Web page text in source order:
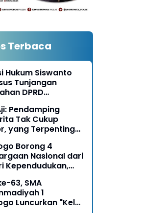
Terbaca
Hukum Siswanto
Tunjangan
DPRD
Benderang
Pendamping
Tak Cukup
yang Terpenting
Ponorogo
Borong 4
Nasional dari
Kependudukan,
Berkualitas
63, SMA
1
Luncurkan "Kelas